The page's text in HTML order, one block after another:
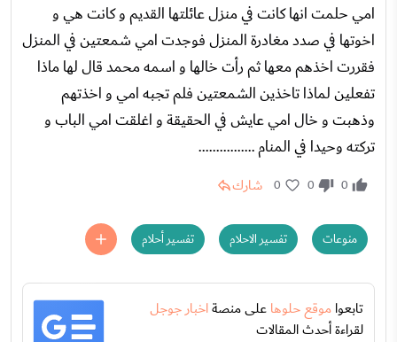
امي حلمت انها كانت في منزل عائلتها القديم و كانت هي و
اخوتها في صدد مغادرة المنزل فوجدت امي شمعتين في المنزل
فقررت اخذهم معها ثم رأت خالها و اسمه محمد قال لها ماذا
تفعلين لماذا تاخذين الشمعتين فلم تجبه امي و اخذتهم
وذهبت و خال امي عايش في الحقيقة و اغلقت امي الباب و
تركته وحيدا في المنام ................
0
0
0 شارك
منوعات تفسير الاحلام تفسير أحلام
تابعواموقع حلوهاعلى منصةاخبار جوجل
لقراءة أحدث المقالات